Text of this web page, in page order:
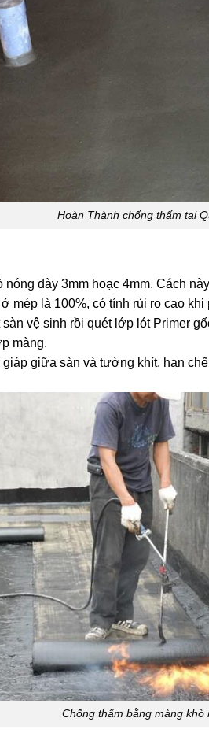
Hoàn Thành chống thấm tại
dày 3mm hoạc 4mm. Cách
mép là 100%, có tính rủi ro cao
vệ sinh rồi quét lớp lót Primer
màng.
giữa sàn và tường khít, hạn
Chống thấm bằng màng khò